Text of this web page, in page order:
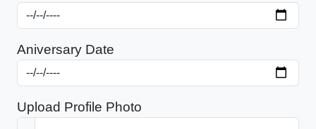
Aniversary Date
Upload Profile Photo